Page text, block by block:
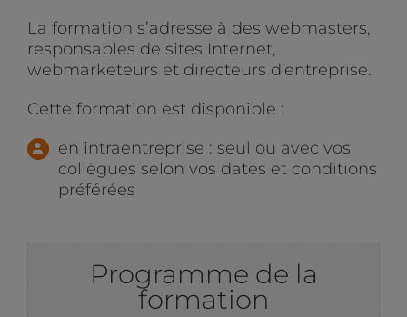
La formation s’adresse à des webmasters,
responsables de sites Internet,
webmarketeurs et directeurs d’entreprise.
Cette formation est disponible :
en intraentreprise : seul ou avec vos
collègues selon vos dates et conditions
préférées
Programme de la
formation